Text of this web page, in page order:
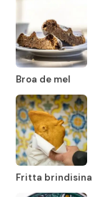
Broa de mel
Fritta brindisina